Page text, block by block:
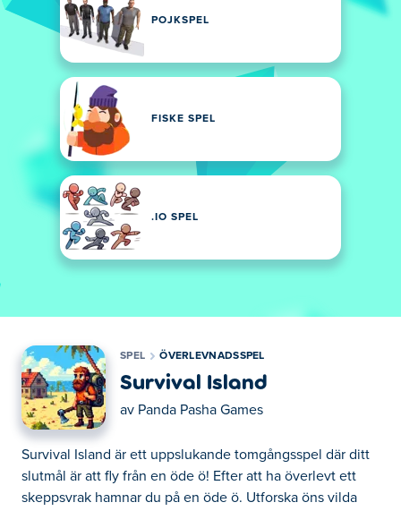
POJKSPEL
FISKE SPEL
.IO SPEL
SPEL ÖVERLEVNADSSPEL
Survival Island
av Panda Pasha Games
Survival Island är ett uppslukande tomgångsspel där ditt
slutmål är att fly från en öde ö! Efter att ha överlevt ett
skeppsvrak hamnar du på en öde ö. Utforska öns vilda